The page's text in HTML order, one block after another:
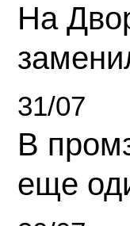
На
31/07
В
еще